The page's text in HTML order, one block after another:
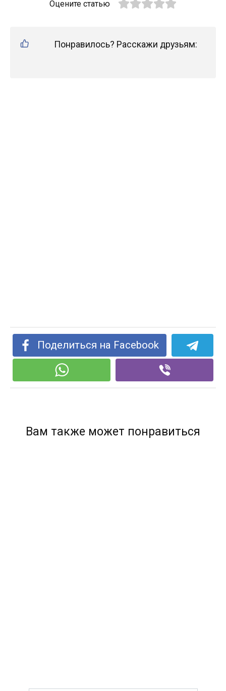
Оцените статью
Понравилось? Расскажи друзьям:
Поделиться на Facebook
Вам также может понравиться